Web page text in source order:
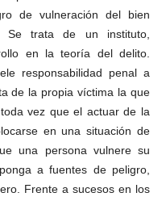
de vulneración del bien
trata de un instituto,
en la teoría del delito.
responsabilidad penal a
de la propia víctima la que
vez que el actuar de la
en una situación de
una persona vulnere su
a fuentes de peligro,
Frente a sucesos en los